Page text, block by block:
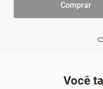
Comprar
Você